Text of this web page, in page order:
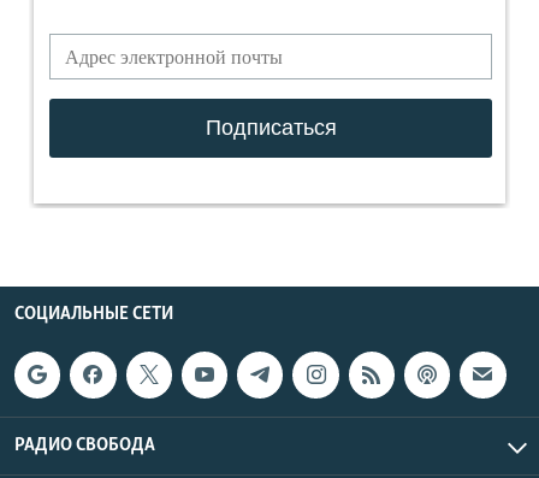
СОЦИАЛЬНЫЕ СЕТИ
РАДИО СВОБОДА